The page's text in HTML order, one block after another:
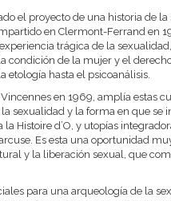
el proyecto de una historia de
en Clermont-Ferrand en
trágica de la
condición de la mujer y el
etología hasta el psicoanálisis.
en 1969, amplía estas
sexualidad y la forma en que se
la Histoire d’O, y utopías
Es esta una oportunidad
y la liberación sexual, que
para una arqueología de la